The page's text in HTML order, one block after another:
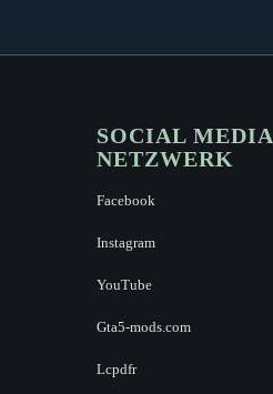
SOCIAL MEDIA
NETZWERK
Facebook
Instagram
YouTube
Gta5-mods.com
Lcpdfr